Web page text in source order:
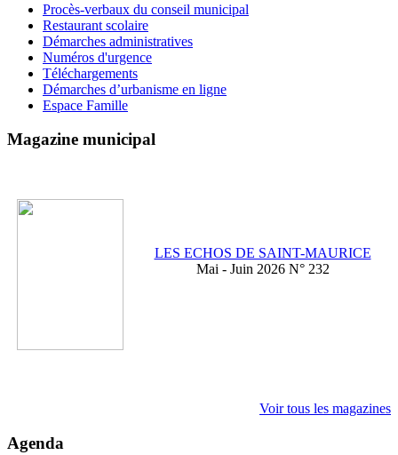
Procès-verbaux du conseil municipal
Restaurant scolaire
Démarches administratives
Numéros d'urgence
Téléchargements
Démarches d’urbanisme en ligne
Espace Famille
Magazine municipal
LES ECHOS DE SAINT-MAURICE
Mai - Juin 2026 N° 232
Voir tous les magazines
Agenda